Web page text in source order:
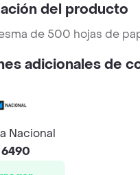
del producto
de 500 hojas de
adicionales de
Nacional